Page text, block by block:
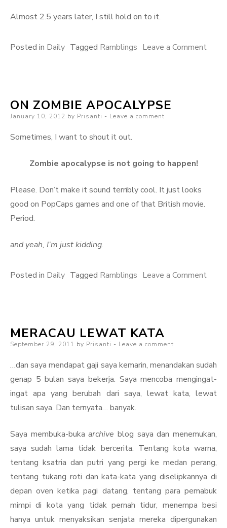
Almost 2.5 years later, I still hold on to it.
Posted in Daily Tagged Ramblings Leave a Commenton
ON ZOMBIE APOCALYPSE
Posted
January 10, 2012 by Prisanti Leave a comment
Sometimes, I want to shout it out.
Zombie apocalypse is not going to happen!
Please. Don’t make it sound terribly cool. It just looks
good on PopCaps games and one of that British movie.
Period.
and yeah, I’m just kidding.
Posted in Daily Tagged Ramblings Leave a Commenton
MERACAU LEWAT KATA
Posted
September 29, 2011 by Prisanti Leave a comment
…dan saya mendapat gaji saya kemarin, menandakan sudah
genap 5 bulan saya bekerja. Saya mencoba mengingat-
ingat apa yang berubah dari saya, lewat kata, lewat
tulisan saya. Dan ternyata… banyak.
Saya membuka-bukaarchive blog saya dan menemukan,
saya sudah lama tidak bercerita. Tentang kota warna,
tentang ksatria dan putri yang pergi ke medan perang,
tentang tukang roti dan kata-kata yang diselipkannya di
depan oven ketika pagi datang, tentang para pemabuk
mimpi di kota yang tidak pernah tidur, menempa besi
hanya untuk menyaksikan senjata mereka dipergunakan